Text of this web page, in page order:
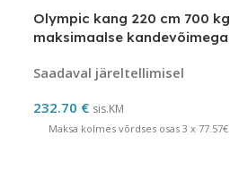
Olympic kang 220 cm 700 kg
maksimaalse kandevõimega
Saadaval järeltellimisel
232.70 € sis.KM
Maksa kolmes võrdses osas 3 x 77.57€